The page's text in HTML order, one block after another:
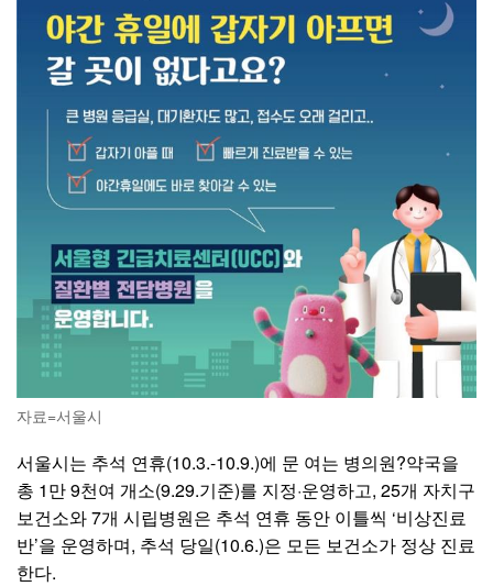
자료=서울시
서울시는 추석 연휴(10.3.-10.9.)에 문 여는 병의원?약국을
총 1만 9천여 개소(9.29.기준)를 지정·운영하고, 25개 자치구
보건소와 7개 시립병원은 추석 연휴 동안 이틀씩 ‘비상진료
반’을 운영하며, 추석 당일(10.6.)은 모든 보건소가 정상 진료
한다.